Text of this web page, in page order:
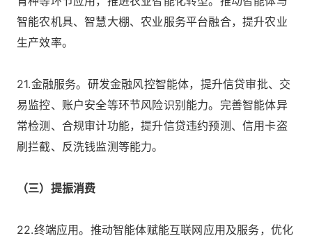
智能农机具、智慧大棚、农业服务平台融合，提升农业
生产效率。
21.金融服务。研发金融风控智能体，提升信贷审批、交
易监控、账户安全等环节风险识别能力。完善智能体异
常检测、合规审计功能，提升信贷违约预测、信用卡盗
刷拦截、反洗钱监测等能力。
（三）提振消费
22.终端应用。推动智能体赋能互联网应用及服务，优化